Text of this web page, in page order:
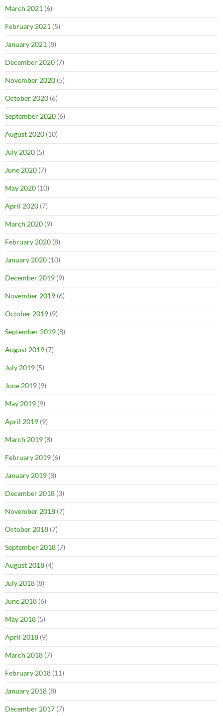
March 2021 (6)
February 2021 (5)
January 2021 (8)
December 2020 (7)
November 2020 (5)
October 2020 (6)
September 2020 (6)
August 2020 (10)
July 2020 (5)
June 2020 (7)
May 2020 (10)
April 2020 (7)
March 2020 (9)
February 2020 (8)
January 2020 (10)
December 2019 (9)
November 2019 (6)
October 2019 (9)
September 2019 (8)
August 2019 (7)
July 2019 (5)
June 2019 (9)
May 2019 (9)
April 2019 (9)
March 2019 (8)
February 2019 (6)
January 2019 (8)
December 2018 (3)
November 2018 (7)
October 2018 (7)
September 2018 (7)
August 2018 (4)
July 2018 (8)
June 2018 (6)
May 2018 (5)
April 2018 (9)
March 2018 (7)
February 2018 (11)
January 2018 (8)
December 2017 (7)